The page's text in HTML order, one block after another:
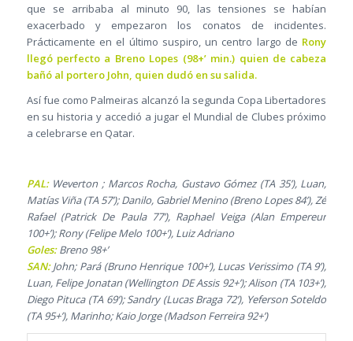
que se arribaba al minuto 90, las tensiones se habían
exacerbado y empezaron los conatos de incidentes.
Prácticamente en el último suspiro, un centro largo de Rony
llegó perfecto a Breno Lopes (98+’ min.) quien de cabeza
bañó al portero John, quien dudó en su salida.
Así fue como Palmeiras alcanzó la segunda Copa Libertadores
en su historia y accedió a jugar el Mundial de Clubes próximo
a celebrarse en Qatar.
PAL:Weverton ; Marcos Rocha, Gustavo Gómez (TA 35’), Luan,
Matías Viña (TA 57’); Danilo, Gabriel Menino (Breno Lopes 84’), Zé
Rafael (Patrick De Paula 77’), Raphael Veiga (Alan Empereur
100+’); Rony (Felipe Melo 100+’), Luiz Adriano
Goles:Breno 98+’
SAN:John; Pará (Bruno Henrique 100+’), Lucas Verissimo (TA 9’),
Luan, Felipe Jonatan (Wellington DE Assis 92+’); Alison (TA 103+’),
Diego Pituca (TA 69’); Sandry (Lucas Braga 72’), Yeferson Soteldo
(TA 95+’), Marinho; Kaio Jorge (Madson Ferreira 92+’)